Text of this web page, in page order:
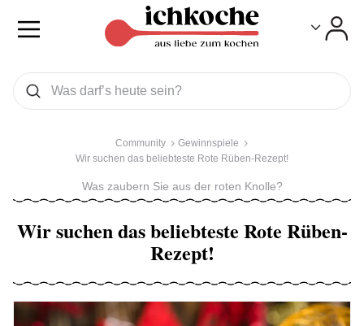
Was wollen Sie suchen
Suchen
Community
Gewinnspiele
Wir suchen das beliebteste Rote Rüben-Rezept!
Was zaubern Sie aus der roten Knolle?
Wir suchen das beliebteste Rote Rüben-
Rezept!